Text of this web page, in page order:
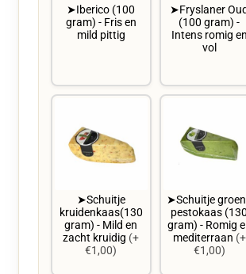
➤Iberico (100
gram) - Fris en
mild pittig
➤Fryslaner
(100 gram) -
Intens romig en
vol
➤Schuitje
kruidenkaas(130
gram) - Mild en
zacht kruidig (+
€1,00)
➤Schuitje
pestokaas (130
gram) - Romig
mediterraan (+
€1,00)